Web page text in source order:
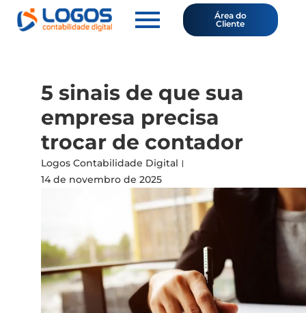
Área do
Cliente
5 sinais de que sua
empresa precisa
trocar de contador
Logos Contabilidade Digital
14 de novembro de 2025